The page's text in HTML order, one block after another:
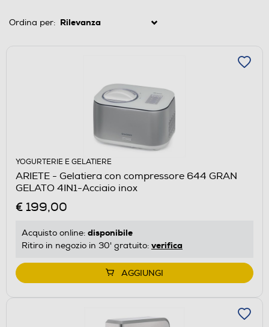
Ordina per:
YOGURTERIE E GELATIERE
ARIETE - Gelatiera con compressore 644 GRAN
GELATO 4IN1-Acciaio inox
€ 199,00
Acquisto online: disponibile
Ritiro in negozio in 30' gratuito: verifica
AGGIUNGI